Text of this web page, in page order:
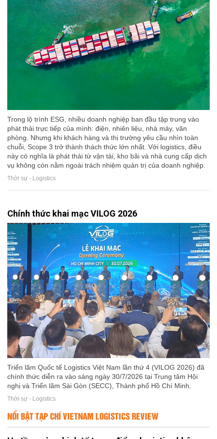
Trong lộ trình ESG, nhiều doanh nghiệp ban đầu tập trung vào
phát thải trực tiếp của mình: điện, nhiên liệu, nhà máy, văn
phòng. Nhưng khi khách hàng và thị trường yêu cầu nhìn toàn
chuỗi, Scope 3 trở thành thách thức lớn nhất. Với logistics, điều
này có nghĩa là phát thải từ vận tải, kho bãi và nhà cung cấp dịch
vụ không còn nằm ngoài trách nhiệm quản trị của doanh nghiệp.
Thời sự - Logistics
Chính thức khai mạc VILOG 2026
Triển lãm Quốc tế Logistics Việt Nam lần thứ 4 (VILOG 2026) đã
chính thức diễn ra vào sáng ngày 30/7/2026 tại Trung tâm Hội
nghị và Triển lãm Sài Gòn (SECC), Thành phố Hồ Chí Minh.
Thời sự - Logistics
NỔI BẬT TẠP CHÍ VIETNAM LOGISTICS REVIEW